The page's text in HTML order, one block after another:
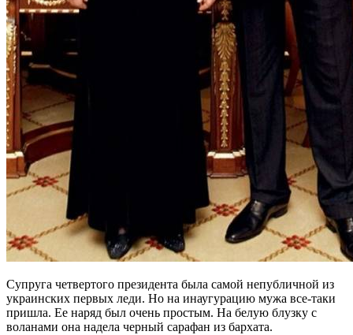
Супруга четвертого президента была самой непубличной из
украинских первых леди. Но на инаугурацию мужа все-таки
пришла. Ее наряд был очень простым. На белую блузку с
воланами она надела черный сарафан из бархата.